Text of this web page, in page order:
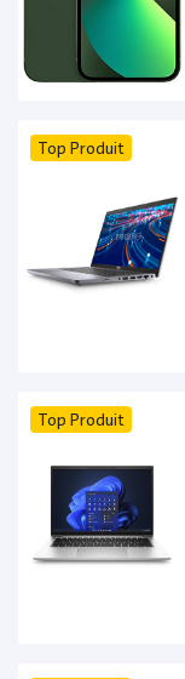
Top Produit
Top Produit